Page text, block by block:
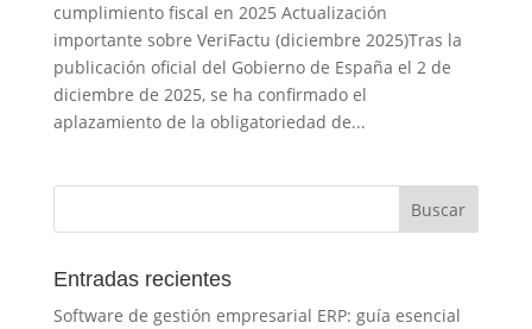
cumplimiento fiscal en 2025 Actualización
importante sobre VeriFactu (diciembre 2025)Tras la
publicación oficial del Gobierno de España el 2 de
diciembre de 2025, se ha confirmado el
aplazamiento de la obligatoriedad de...
Entradas recientes
Software de gestión empresarial ERP: guía esencial